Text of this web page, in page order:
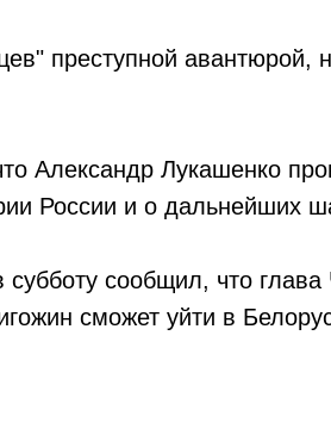
преступной авантюрой,
Александр Лукашенко
России и о дальнейших
сообщил, что
сможет уйти в